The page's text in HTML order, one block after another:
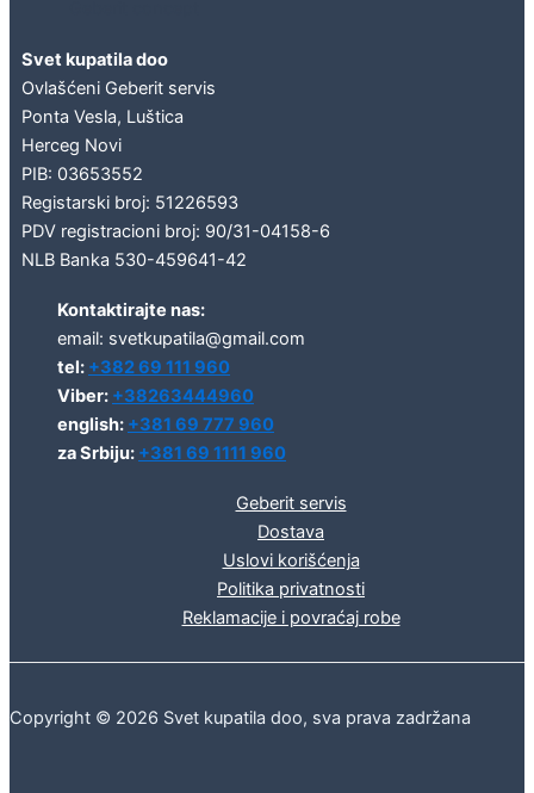
Svet kupatila doo
Ovlašćeni Geberit servis
Ponta Vesla, Luštica
Herceg Novi
PIB: 03653552
Registarski broj: 51226593
PDV registracioni broj: 90/31-04158-6
NLB Banka 530-459641-42
Kontaktirajte nas:
email: svetkupatila@gmail.com
tel: +382 69 111 960
Viber: +38263444960
english: +381 69 777 960
za Srbiju: +381 69 1111 960
Geberit servis
Dostava
Uslovi korišćenja
Politika privatnosti
Reklamacije i povraćaj robe
Copyright © 2026 Svet kupatila doo, sva prava zadržana